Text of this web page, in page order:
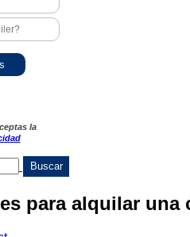
la
para alquilar